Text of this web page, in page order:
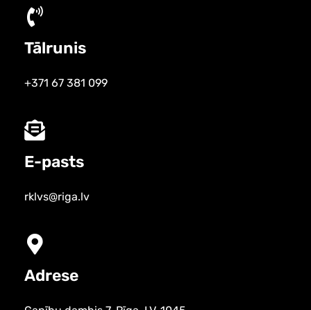
Tālrunis
+371 67 381 099
E-pasts
rklvs@riga.lv
Adrese